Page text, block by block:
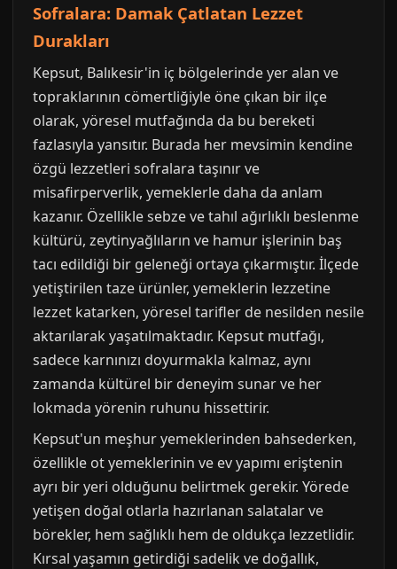
Sofralara: Damak Çatlatan Lezzet
Durakları
Kepsut, Balıkesir'in iç bölgelerinde yer alan ve
topraklarının cömertliğiyle öne çıkan bir ilçe
olarak, yöresel mutfağında da bu bereketi
fazlasıyla yansıtır. Burada her mevsimin kendine
özgü lezzetleri sofralara taşınır ve
misafirperverlik, yemeklerle daha da anlam
kazanır. Özellikle sebze ve tahıl ağırlıklı beslenme
kültürü, zeytinyağlıların ve hamur işlerinin baş
tacı edildiği bir geleneği ortaya çıkarmıştır. İlçede
yetiştirilen taze ürünler, yemeklerin lezzetine
lezzet katarken, yöresel tarifler de nesilden nesile
aktarılarak yaşatılmaktadır. Kepsut mutfağı,
sadece karnınızı doyurmakla kalmaz, aynı
zamanda kültürel bir deneyim sunar ve her
lokmada yörenin ruhunu hissettirir.
Kepsut'un meşhur yemeklerinden bahsederken,
özellikle ot yemeklerinin ve ev yapımı eriştenin
ayrı bir yeri olduğunu belirtmek gerekir. Yörede
yetişen doğal otlarla hazırlanan salatalar ve
börekler, hem sağlıklı hem de oldukça lezzetlidir.
Kırsal yaşamın getirdiği sadelik ve doğallık,